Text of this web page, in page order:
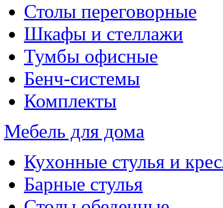
Столы переговорные
Шкафы и стеллажи
Тумбы офисные
Бенч-системы
Комплекты
Мебель для дома
Кухонные стулья и
Барные стулья